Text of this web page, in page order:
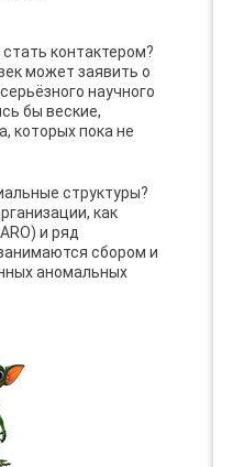
контактером?
может заявить о
научного
бы веские,
которых пока не
структуры?
как
и ряд
сбором и
аномальных